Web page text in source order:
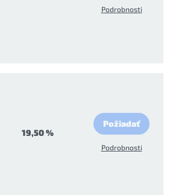
Podrobnosti
19,50 %
Požiadať
Podrobnosti